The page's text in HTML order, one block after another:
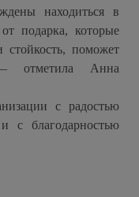
находиться в
подарка, которые
стойкость, поможет
— отметила Анна
с радостью
с благодарностью